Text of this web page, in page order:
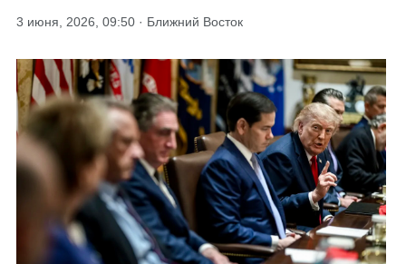
3 июня, 2026, 09:50 · Ближний Восток